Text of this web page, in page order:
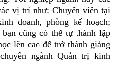
vị trí như: Chuyên viên tại
doanh, phòng kế hoạch;
cũng có thể tự thành lập
lên cao để trở thành giảng
ngành Quản trị kinh